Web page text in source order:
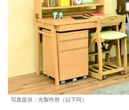
写真提供：光製作所（以下同）